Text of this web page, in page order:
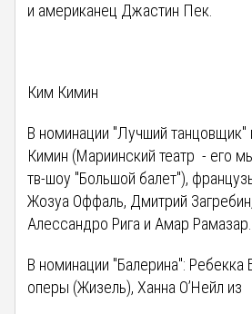
и американец Джастин Пек.
Ким Кимин
В номинации "Лучший
Кимин (Мариинский театр - его
тв-шоу "Большой балет"),
Жозуа Оффаль, Дмитрий
Алессандро Рига и Амар Рамазар.
В номинации "Балерина": Ребекка
оперы (Жизель), Ханна О’Нейл из